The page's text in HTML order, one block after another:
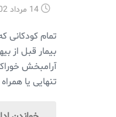
14 مرداد 1402
تمام کودکانی
بیمار قبل از
آرامبخش
تنهایی یا